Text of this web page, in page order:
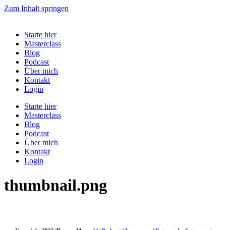
Zum Inhalt springen
Starte hier
Masterclass
Blog
Podcast
Über mich
Kontakt
Login
Starte hier
Masterclass
Blog
Podcast
Über mich
Kontakt
Login
thumbnail.png